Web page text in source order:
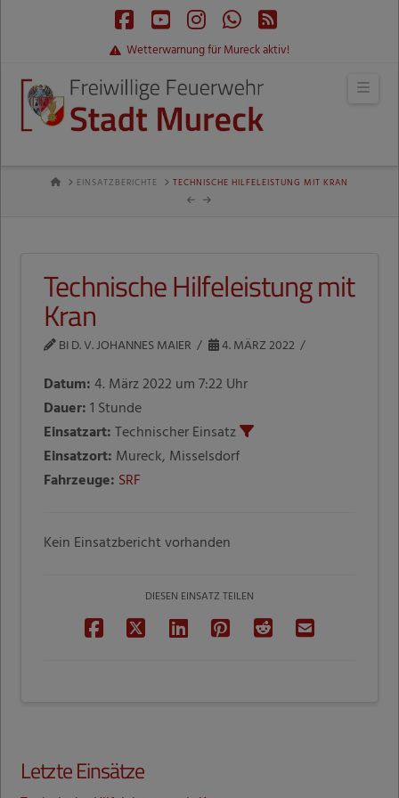
Facebook
YouTube
Instagram
Whatsapp
RSS
Wetterwarnung für Mureck aktiv!
HOMEEINSATZBERICHTE TECHNISCHE HILFELEISTUNG MIT KRAN
Technische Hilfeleistung mit
Kran
BI D. V. JOHANNES MAIER 4. MÄRZ 2022
Datum:4. März 2022 um 7:22 Uhr
Dauer:1 Stunde
Einsatzart:Technischer Einsatz
Einsatzort: Mureck, Misselsdorf
Fahrzeuge: SRF
Kein Einsatzbericht vorhanden
DIESEN EINSATZ TEILEN
Letzte Einsätze